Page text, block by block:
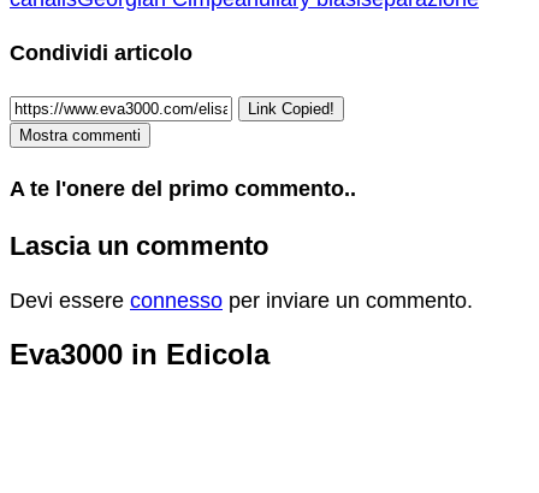
Condividi articolo
Link Copied!
Mostra commenti
A te l'onere del primo commento..
Lascia un commento
Devi essere connesso per inviare un commento.
Eva3000 in Edicola